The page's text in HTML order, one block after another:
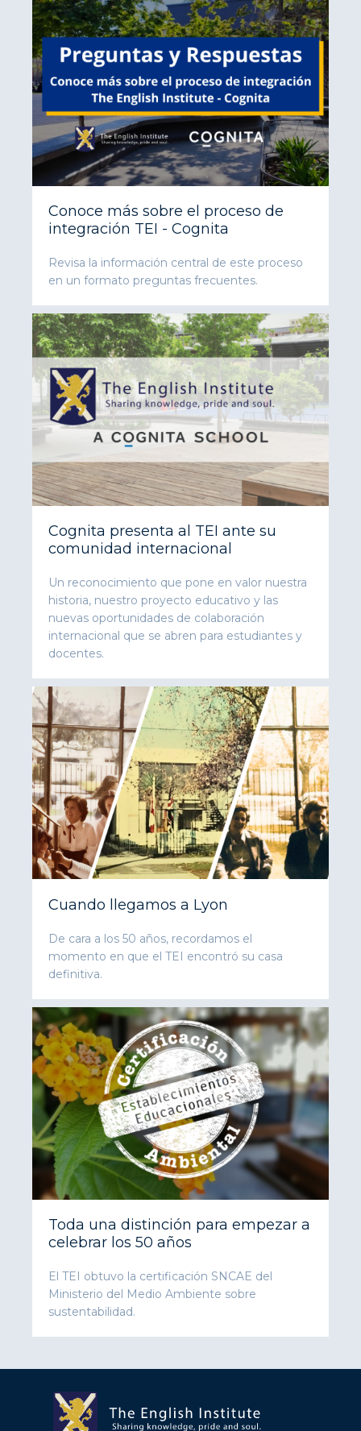
Conoce más sobre el proceso de
integración TEI - Cognita
Revisa la información central de este proceso
en un formato preguntas frecuentes.
Cognita presenta al TEI ante su
comunidad internacional
Un reconocimiento que pone en valor nuestra
historia, nuestro proyecto educativo y las
nuevas oportunidades de colaboración
internacional que se abren para estudiantes y
docentes.
Cuando llegamos a Lyon
De cara a los 50 años, recordamos el
momento en que el TEI encontró su casa
definitiva.
Toda una distinción para empezar a
celebrar los 50 años
El TEI obtuvo la certificación SNCAE del
Ministerio del Medio Ambiente sobre
sustentabilidad.